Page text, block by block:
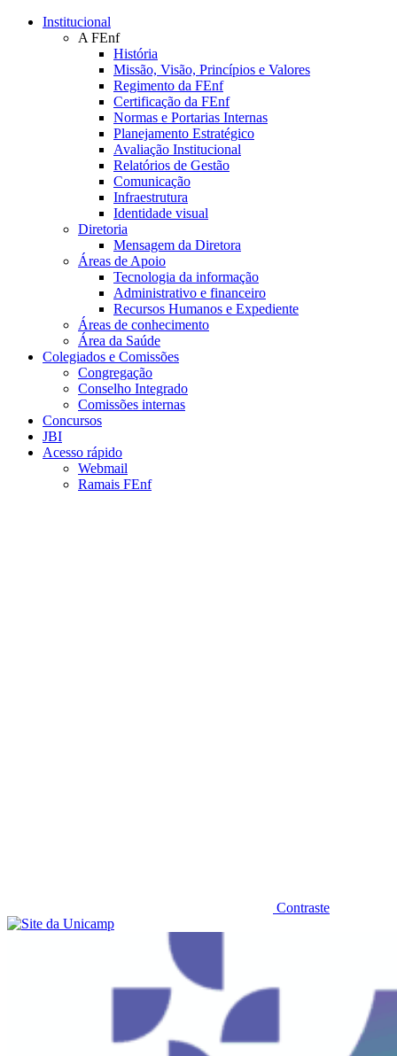
Conteúdo principal
Institucional
A FEnf
História
Missão, Visão, Princípios e Valores
Regimento da FEnf
Certificação da FEnf
Normas e Portarias Internas
Planejamento Estratégico
Avaliação Institucional
Relatórios de Gestão
Comunicação
Infraestrutura
Identidade visual
Diretoria
Mensagem da Diretora
Áreas de Apoio
Tecnologia da informação
Administrativo e financeiro
Recursos Humanos e Expediente
Áreas de conhecimento
Área da Saúde
Colegiados e Comissões
Congregação
Conselho Integrado
Comissões internas
Concursos
JBI
Acesso rápido
Webmail
Ramais FEnf
Contraste